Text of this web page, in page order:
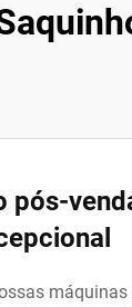
pós-
máquinas